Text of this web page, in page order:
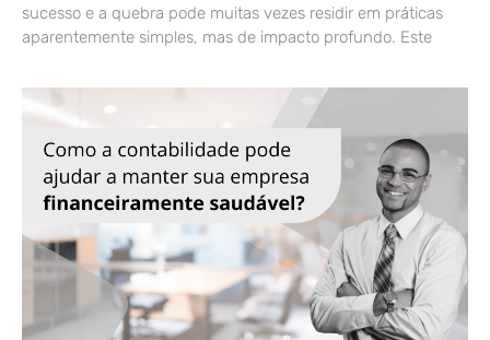
sucesso e a quebra pode muitas vezes residir em práticas
aparentemente simples, mas de impacto profundo. Este